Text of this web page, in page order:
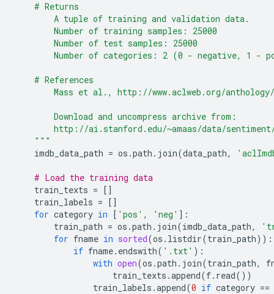
    # Returns
        A tuple of training and validation data.
        Number of training samples: 25000
        Number of test samples: 25000
Number of categories: 2 (0 - negative, 1 -
    # References
Mass et al., http://www.aclweb.org/
        Download and uncompress archive from:
http://ai.stanford.edu/~amaas/data/
    """
imdb_data_path = os .path . join(data_path,
# Load the training data
train_texts = []
train_labels = []
for category in [ 'pos' , 'neg' ]:
train_path = os .path . join(imdb_data_path,
for fname in sorted(os . listdir(train_path)):
if fname. endswith( '.txt' ):
with open(os .path . join(train_path,
train_texts .append(f. read())
train_labels .append(0 if category ==